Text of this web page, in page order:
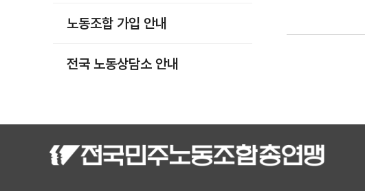
노동조합 가입 안내
전국 노동상담소 안내